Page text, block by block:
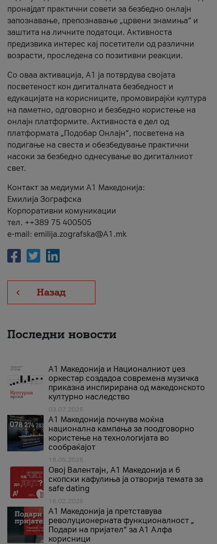
пронајдат практични совети за безбедно онлајн
запознавање, препознавање „црвени знамиња“ и
заштита на личните податоци. Активноста
предизвика интерес кај посетители од различни
возрасти, проследена со позитивни реакции.
Со оваа активација, А1 ја потврдува својата
посветеност кон дигиталната безбедност и
едукацијата на корисниците, промовирајќи култура
на паметно, одговорно и безбедно користење на
онлајн платформите. Активноста е дел од
платформата „Подобар Онлајн“, посветена на
подигање на свеста и обезбедување практични
насоки за безбедно однесување во дигиталниот
свет.
Контакт за медиуми А1 Македонија:
Емилија Зографска
Корпоративни комуникации
тел. ++389 75 400505
e-mail: emilija.zografska@A1.mk
Назад
Последни новости
А1 Македонија и Националниот џез
оркестар создадоа современа музичка
приказна инспирирана од македонското
културно наследство
03.07.2026
A1 Македонија почнува моќна
национална кампања за поодговорно
користење на технологијата во
сообраќајот
18.05.2026
Овој Валентајн, A1 Македонија и 6
скопски кафулиња ја отворија темата за
safe dating
16.02.2026
А1 Македонија ја претставува
револуционерната функционалност „
Подари на пријател“ за А1 Алфа
корисници